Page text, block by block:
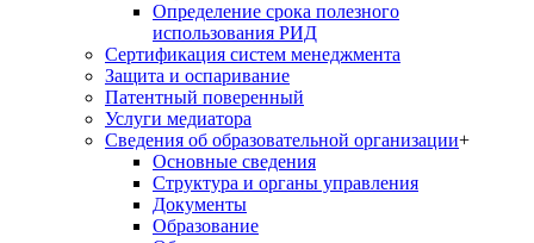
Определение срока полезного
использования РИД
Сертификация систем менеджмента
Защита и оспаривание
Патентный поверенный
Услуги медиатора
Сведения об образовательной организации+
Основные сведения
Структура и органы управления
Документы
Образование